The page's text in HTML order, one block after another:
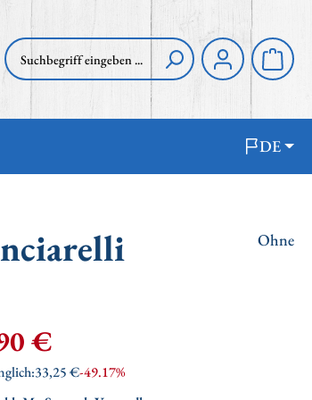
DE
Ohne
€
Preis:33,25 €-49.17%